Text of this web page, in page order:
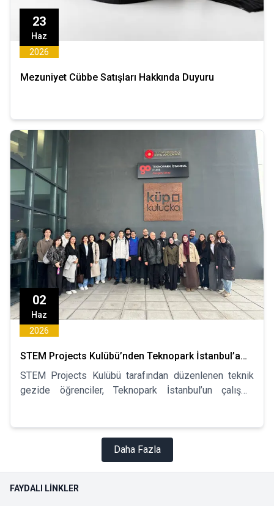
23
Haz
2026
Mezuniyet Cübbe Satışları Hakkında Duyuru
02
Haz
2026
STEM Projects Kulübü’nden Teknopark İstanbul’a
Teknik Gezi
STEM Projects Kulübü tarafından düzenlenen teknik
gezide öğrenciler, Teknopark İstanbul’un çalışma
Daha Fazla
FAYDALI LINKLER